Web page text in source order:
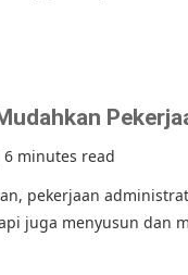
6 minutes read
pekerjaan
juga menyusun dan